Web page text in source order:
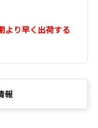
より早く出荷する
報